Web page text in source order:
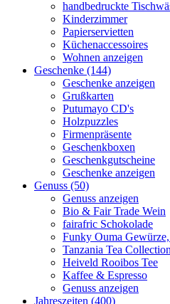
handbedruckte
Kinderzimmer
Papierservietten
Küchenaccessoires
Wohnen anzeigen
Geschenke (144)
Geschenke anzeigen
Grußkarten
Putumayo CD's
Holzpuzzles
Firmenpräsente
Geschenkboxen
Geschenkgutscheine
Geschenke anzeigen
Genuss (50)
Genuss anzeigen
Bio & Fair Trade Wein
fairafric Schokolade
Funky Ouma
Tanzania Tea Collection
Heiveld Rooibos Tee
Kaffee & Espresso
Genuss anzeigen
Jahreszeiten (400)